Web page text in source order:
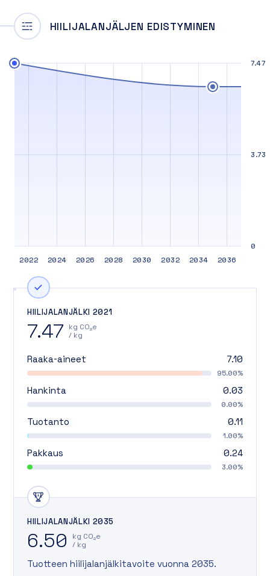
HIILIJALANJÄLJEN EDISTYMINEN
7.47
3.73
0
2022
2024 2026 2028 2030 2032 2034 2036
HIILIJALANJÄLKI 2021
7.47
kg CO₂e
/ kg
Raaka-aineet 7.10
95.00%
Hankinta 0.03
0.00%
Tuotanto 0.11
1.00%
Pakkaus 0.24
3.00%
HIILIJALANJÄLKI 2035
6.50
kg CO₂e
/ kg
Tuotteen hiilijalanjälkitavoite vuonna 2035.